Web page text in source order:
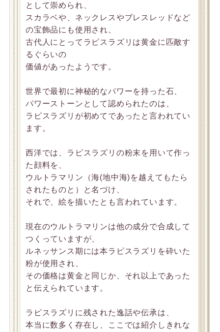
として崇められ、
スカラベや、ネックレスやブレスレッドなど
の宝飾品にも使用され、
古代人にとってラピスラズリは黄金に匹敵す
るぐらいの
価値があったようです。
世界で最初に神秘的なパワーを持った石、
パワーストーンとして認められたのは、
ラピスラズリが初めてであったと言われてい
ます。
西洋では、ラピスラズリの粉末を用いて作っ
た顔料を、
ウルトラマリン（海(地中海)を越えてもたら
されたものと）と名づけ、
それで、絵を描いたとも言われています。
現在のウルトラマリンは他の成分で合成して
つくっていますが、
ルネッサンス期には本ラピスラズリを砕いた
粉が使用され、
その価格は黄金と同じか、それ以上であった
と伝えられています。
ラピスラズリに残された逸話や伝承は、
本当に数多く存在し、ここでは紹介しきれな